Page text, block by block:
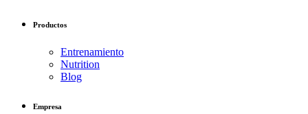
Productos
Entrenamiento
Nutrition
Blog
Empresa